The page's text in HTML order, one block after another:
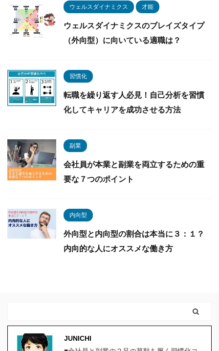
ウェルスダイナミクス 才能
ウェルスダイナミクスのブレイズタイプ
（外向型）に向いている適職は？
習慣化
転職を繰り返す人必見！自己分析を習慣
化してキャリアを成功させる方法
副業
会社員が本業と副業を両立するための重
要な７つのポイント
内向型
外向型と内向型の割合は本当に３：１？
内向的な人にオススメな働き方
JUNICHI